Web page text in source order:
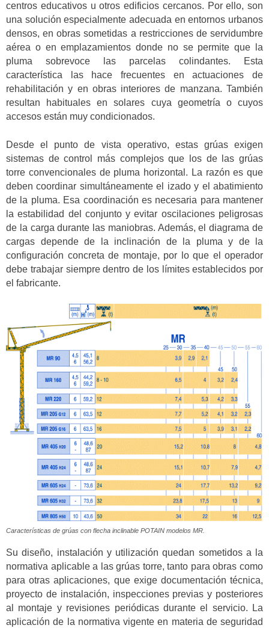
centros educativos u otros edificios cercanos. Por ello, son
una solución especialmente adecuada en entornos urbanos
densos, en obras sometidas a restricciones de servidumbre
aérea o en emplazamientos donde no se permite que la
pluma sobrevoce las parcelas colindantes. Esta
característica las hace frecuentes en actuaciones de
rehabilitación y en obras interiores de manzana. También
resultan habituales en solares cuya geometría o cuyos
accesos están muy condicionados.
Desde el punto de vista operativo, estas grúas exigen
sistemas de control más complejos que los de las grúas
torre convencionales de pluma horizontal. La razón es que
deben coordinar simultáneamente el izado y el abatimiento
de la pluma. Esa coordinación es necesaria para mantener
la estabilidad del conjunto y evitar oscilaciones peligrosas
de la carga durante las maniobras. Además, el diagrama de
cargas depende de la inclinación de la pluma y de la
configuración concreta de montaje, por lo que el operador
debe trabajar siempre dentro de los límites establecidos por
el fabricante.
Características de grúas con flecha inclinable POTAIN modelos MR.
Su diseño, instalación y utilización quedan sometidos a la
normativa aplicable a las grúas torre, tanto para obras como
para otras aplicaciones, que exige documentación técnica,
proyecto de instalación, inspecciones previas y posteriores
al montaje y revisiones periódicas durante el servicio. La
aplicación de la normativa vigente en materia de seguridad